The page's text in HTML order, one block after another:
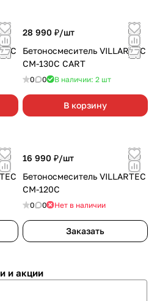
28 990 ₽/шт
Бетоносмеситель VILLARTEC
CM-130С CART
0 0 В наличии: 2 шт
В корзину
16 990 ₽/шт
Бетоносмеситель VILLARTEC
CM-120С
0 0 Нет в наличии
Заказать
и акции